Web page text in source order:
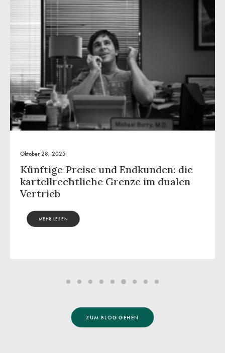
Juli 10, 2025
Das Kartellrecht und der
Handelsvertretervertrag
ZUM BLOG GEHEN